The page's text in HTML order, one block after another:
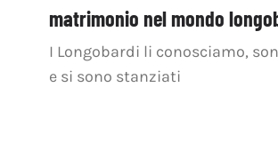
matrimonio nel mondo
I Longobardi li conosciamo,
e si sono stanziati